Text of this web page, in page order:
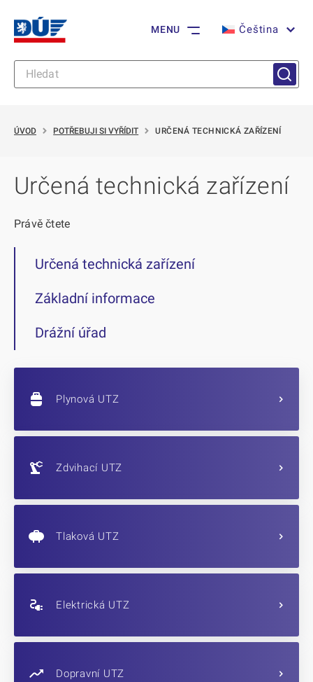
MENU Čeština
ÚVOD POTŘEBUJI SI VYŘÍDIT URČENÁ TECHNICKÁ ZAŘÍZENÍ
Určená technická zařízení
Plynová UTZ
Zdvihací UTZ
Tlaková UTZ
Elektrická UTZ
Dopravní UTZ
Právě čtete
Určená technická zařízení
Základní informace
Drážní úřad